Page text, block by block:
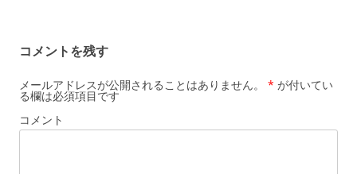
コメントを残す
メールアドレスが公開されることはありません。 * が付いてい
る欄は必須項目です
コメント